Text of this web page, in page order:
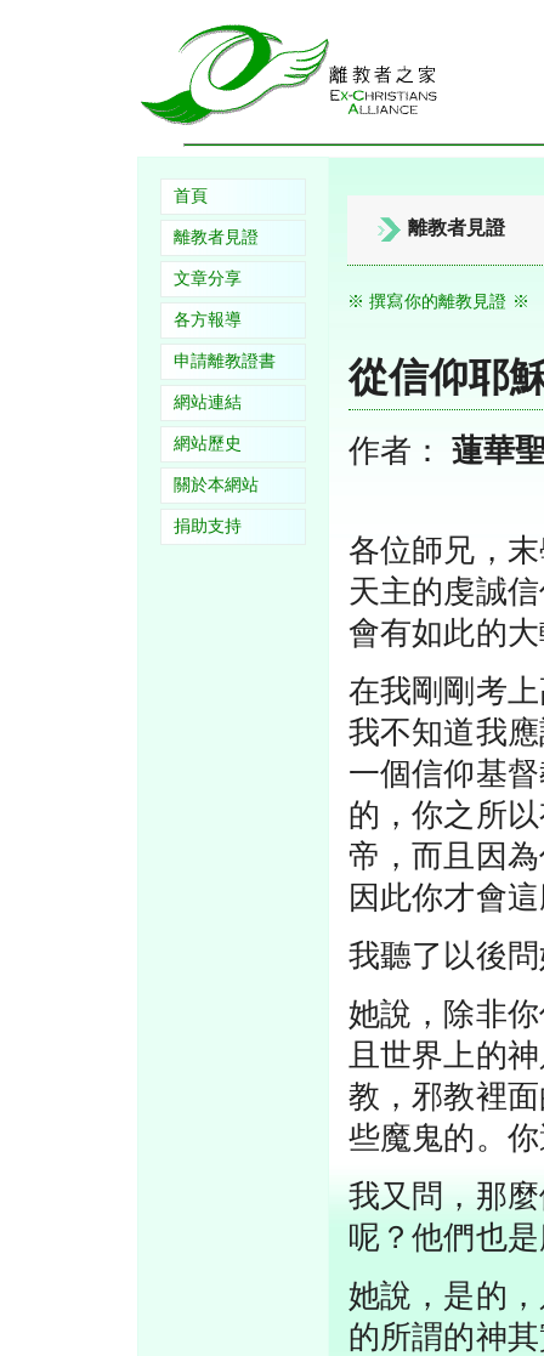
首頁
離教者見證
文章分享
各方報導
申請離教證書
網站連結
網站歷史
關於本網站
捐助支持
離教者見證
※ 撰寫你的離教見證 ※
從信仰耶
作者： 蓮華
各位師兄，
天主的虔誠
會有如此的
在我剛剛考
我不知道我
一個信仰基
的，你之所
帝，而且因
因此你才會
我聽了以後
她說，除非
且世界上的
教，邪教裡
些魔鬼的。
我又問，那
呢？他們也
她說，是的
的所謂的神